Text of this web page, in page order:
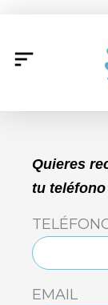
contenido
Quieres
tu
EMAIL